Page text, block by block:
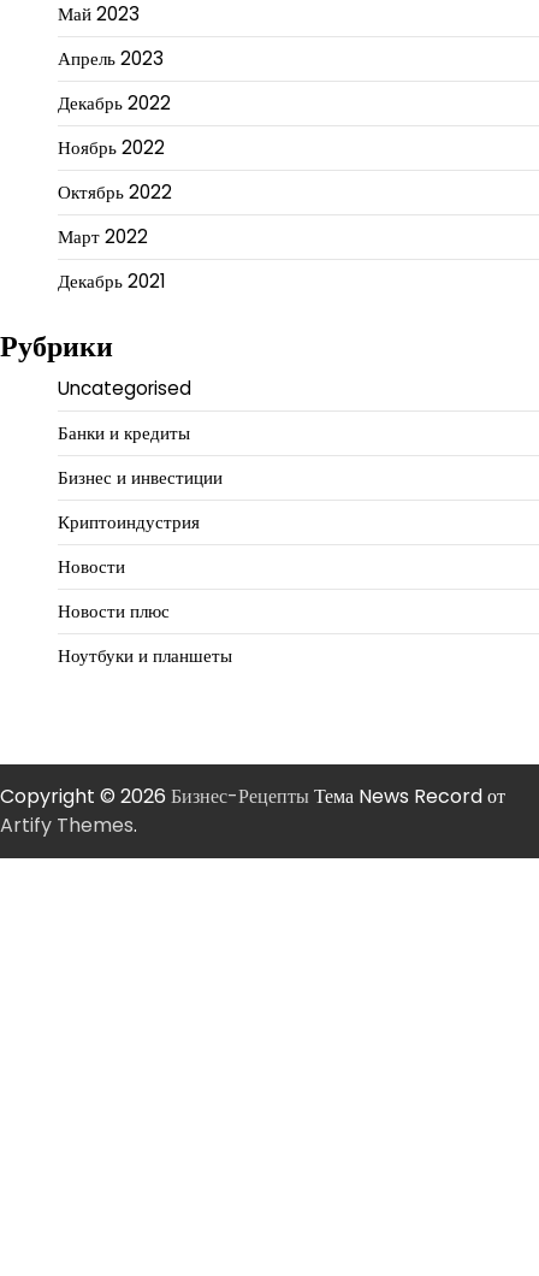
Май 2023
Апрель 2023
Декабрь 2022
Ноябрь 2022
Октябрь 2022
Март 2022
Декабрь 2021
Рубрики
Uncategorised
Банки и кредиты
Бизнес и инвестиции
Криптоиндустрия
Новости
Новости плюс
Ноутбуки и планшеты
Copyright © 2026 Бизнес-РецептыТема News Record от
Artify Themes.